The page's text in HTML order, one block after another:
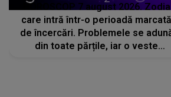
HOROSCOP 7 august 2026. Zodia
care intră într-o perioadă marcată
de încercări. Problemele se
din toate părțile, iar o veste